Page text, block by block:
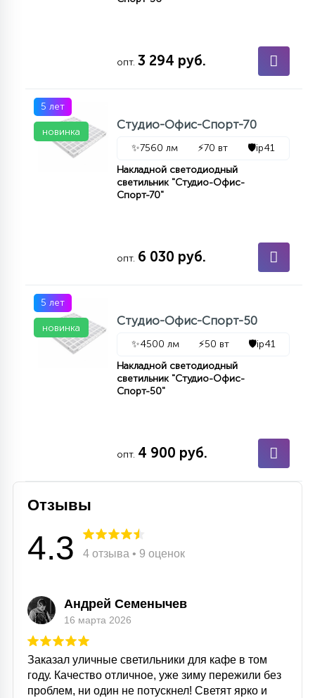
опт. 3 294 руб.
5 лет
новинка
Студио-Офис-Спорт-70
✨7560 лм ⚡70 вт 🛡️ip41
Накладной светодиодный
светильник "Студио-Офис-
Спорт-70"
опт. 6 030 руб.
5 лет
новинка
Студио-Офис-Спорт-50
✨4500 лм ⚡50 вт 🛡️ip41
Накладной светодиодный
светильник "Студио-Офис-
Спорт-50"
опт. 4 900 руб.
Отзывы
4.3 4 отзыва • 9 оценок
Андрей Семенычев
16 марта 2026
Заказал уличные светильники для кафе в том
году. Качество отличное, уже зиму пережили без
проблем, ни один не потускнел! Светят ярко и